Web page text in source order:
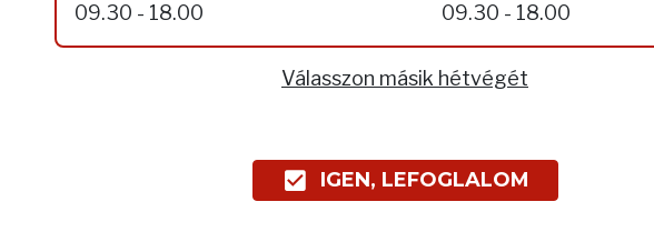
09.30 - 18.00 09.30 - 18.00
Válasszon másik hétvégét
IGEN, LEFOGLALOM